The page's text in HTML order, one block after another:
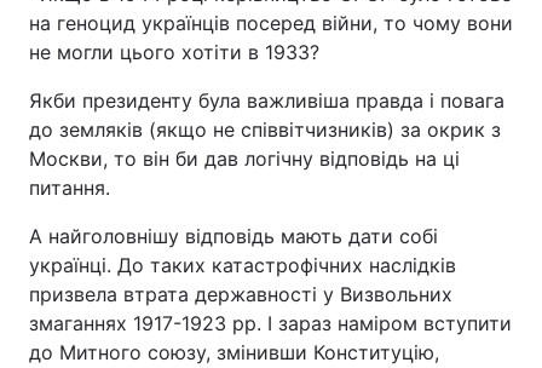
на геноцид українців посеред війни, то чому вони
не могли цього хотіти в 1933?
Якби президенту була важливіша правда і повага
до земляків (якщо не співвітчизників) за окрик з
Москви, то він би дав логічну відповідь на ці
питання.
А найголовнішу відповідь мають дати собі
українці. До таких катастрофічних наслідків
призвела втрата державності у Визвольних
змаганнях 1917-1923 рр. І зараз наміром вступити
до Митного союзу, змінивши Конституцію,